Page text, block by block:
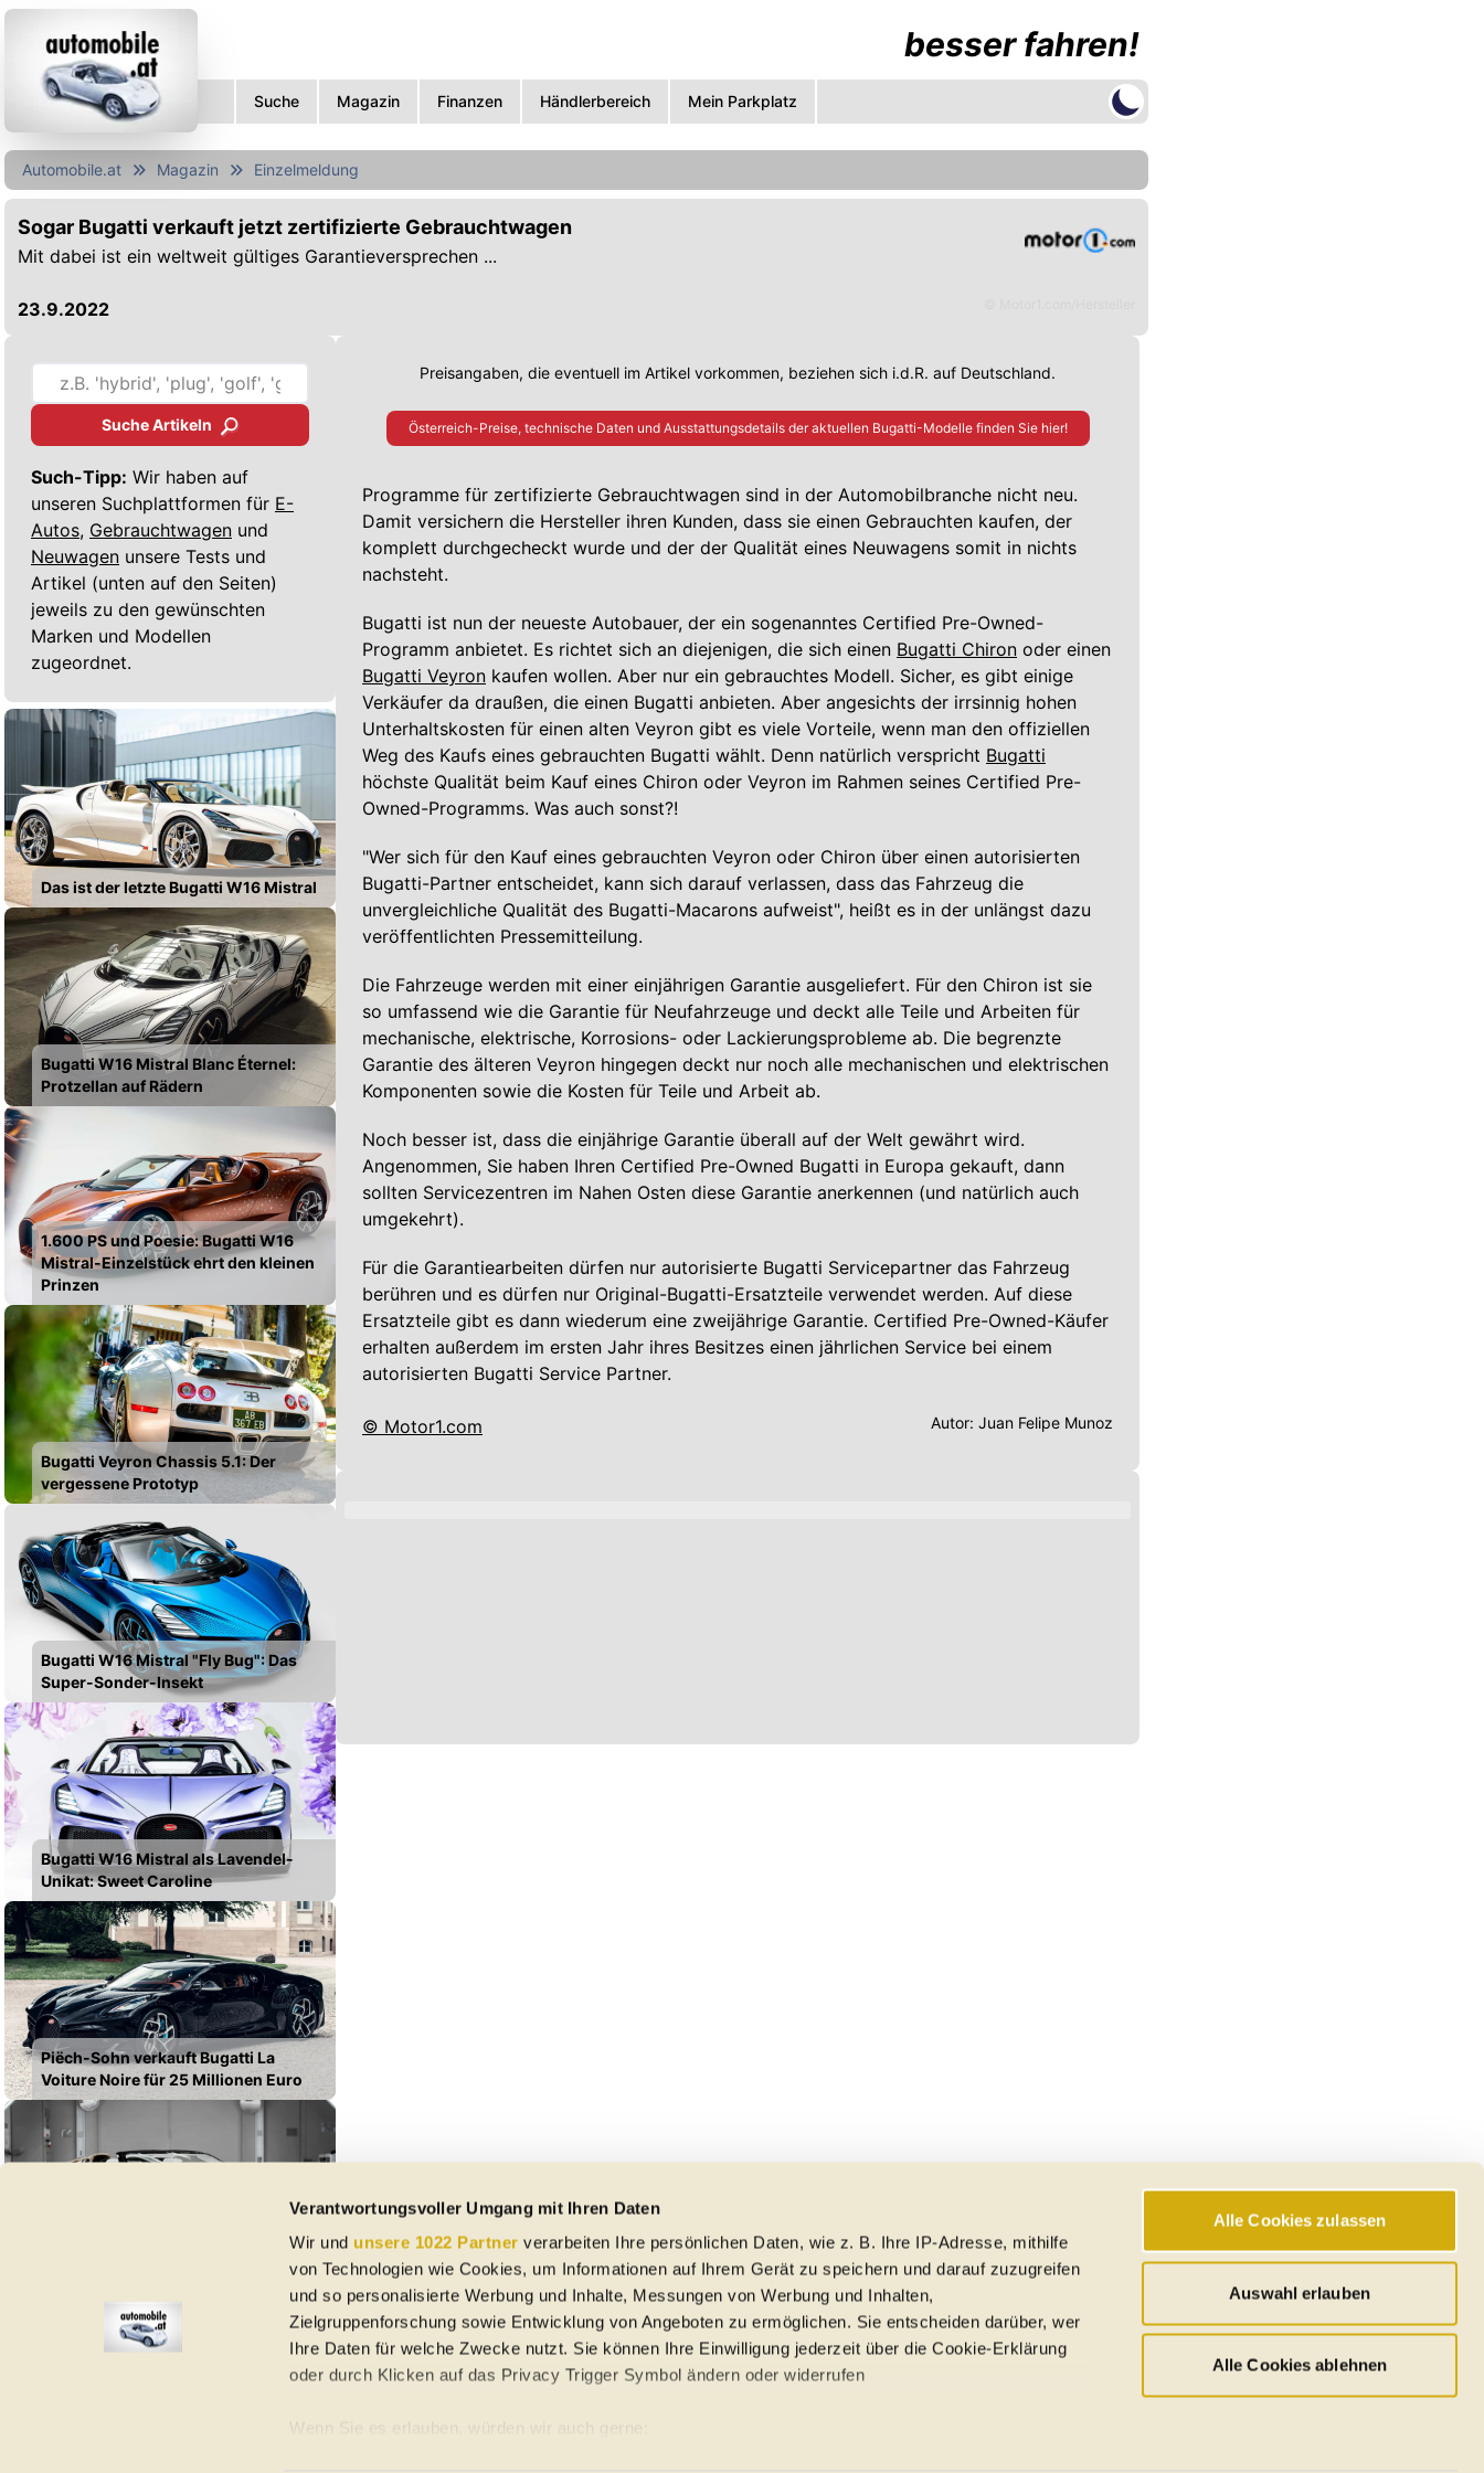
Verantwortungsvoller Umgang mit Ihren Daten
Wir und unsere 1022 Partner verarbeiten Ihre persönlichen Daten, wie z. B. Ihre IP-Adresse, mithilfe
von Technologien wie Cookies, um Informationen auf Ihrem Gerät zu speichern und darauf zuzugreifen
und so personalisierte Werbung und Inhalte, Messungen von Werbung und Inhalten,
Zielgruppenforschung sowie Entwicklung von Angeboten zu ermöglichen. Sie entscheiden darüber, wer
Ihre Daten für welche Zwecke nutzt. Sie können Ihre Einwilligung jederzeit über die Cookie-Erklärung
oder durch Klicken auf das Privacy Trigger Symbol ändern oder widerrufen
Wenn Sie es erlauben, würden wir auch gerne:
Alle Cookies zulassen
Auswahl erlauben
Alle Cookies ablehnen
besser fahren!
Suche Magazin Finanzen Händlerbereich Mein Parkplatz
Automobile.at Magazin Einzelmeldung
Sogar Bugatti verkauft jetzt zertifizierte Gebrauchtwagen
Mit dabei ist ein weltweit gültiges Garantieversprechen ...
23.9.2022
Suche Artikeln
Such-Tipp: Wir haben auf
unseren Suchplattformen für E-
Autos, Gebrauchtwagen und
Neuwagen unsere Tests und
Artikel (unten auf den Seiten)
jeweils zu den gewünschten
Marken und Modellen
zugeordnet.
Das ist der letzte Bugatti W16 Mistral
Bugatti W16 Mistral Blanc Éternel:
Protzellan auf Rädern
1.600 PS und Poesie: Bugatti W16
Mistral-Einzelstück ehrt den kleinen
Prinzen
Bugatti Veyron Chassis 5.1: Der
vergessene Prototyp
Bugatti W16 Mistral "Fly Bug": Das
Super-Sonder-Insekt
Bugatti W16 Mistral als Lavendel-
Unikat: Sweet Caroline
Piëch-Sohn verkauft Bugatti La
Voiture Noire für 25 Millionen Euro
Preisangaben, die eventuell im Artikel vorkommen, beziehen sich i.d.R. auf Deutschland.
Österreich-Preise, technische Daten und Ausstattungsdetails der aktuellen Bugatti-Modelle finden Sie hier!
Programme für zertifizierte Gebrauchtwagen sind in der Automobilbranche nicht neu.
Damit versichern die Hersteller ihren Kunden, dass sie einen Gebrauchten kaufen, der
komplett durchgecheckt wurde und der der Qualität eines Neuwagens somit in nichts
nachsteht.
Bugatti ist nun der neueste Autobauer, der ein sogenanntes Certified Pre-Owned-
Programm anbietet. Es richtet sich an diejenigen, die sich einen Bugatti Chiron oder einen
Bugatti Veyron kaufen wollen. Aber nur ein gebrauchtes Modell. Sicher, es gibt einige
Verkäufer da draußen, die einen Bugatti anbieten. Aber angesichts der irrsinnig hohen
Unterhaltskosten für einen alten Veyron gibt es viele Vorteile, wenn man den offiziellen
Weg des Kaufs eines gebrauchten Bugatti wählt. Denn natürlich verspricht Bugatti
höchste Qualität beim Kauf eines Chiron oder Veyron im Rahmen seines Certified Pre-
Owned-Programms. Was auch sonst?!
"Wer sich für den Kauf eines gebrauchten Veyron oder Chiron über einen autorisierten
Bugatti-Partner entscheidet, kann sich darauf verlassen, dass das Fahrzeug die
unvergleichliche Qualität des Bugatti-Macarons aufweist", heißt es in der unlängst dazu
veröffentlichten Pressemitteilung.
Die Fahrzeuge werden mit einer einjährigen Garantie ausgeliefert. Für den Chiron ist sie
so umfassend wie die Garantie für Neufahrzeuge und deckt alle Teile und Arbeiten für
mechanische, elektrische, Korrosions- oder Lackierungsprobleme ab. Die begrenzte
Garantie des älteren Veyron hingegen deckt nur noch alle mechanischen und elektrischen
Komponenten sowie die Kosten für Teile und Arbeit ab.
Noch besser ist, dass die einjährige Garantie überall auf der Welt gewährt wird.
Angenommen, Sie haben Ihren Certified Pre-Owned Bugatti in Europa gekauft, dann
sollten Servicezentren im Nahen Osten diese Garantie anerkennen (und natürlich auch
umgekehrt).
Für die Garantiearbeiten dürfen nur autorisierte Bugatti Servicepartner das Fahrzeug
berühren und es dürfen nur Original-Bugatti-Ersatzteile verwendet werden. Auf diese
Ersatzteile gibt es dann wiederum eine zweijährige Garantie. Certified Pre-Owned-Käufer
erhalten außerdem im ersten Jahr ihres Besitzes einen jährlichen Service bei einem
autorisierten Bugatti Service Partner.
© Motor1.com Autor: Juan Felipe Munoz